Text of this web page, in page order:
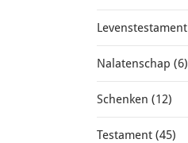
Levenstestament
Nalatenschap (6)
Schenken (12)
Testament (45)